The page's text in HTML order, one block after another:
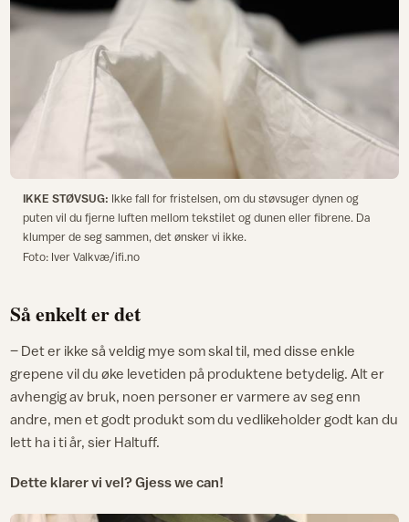
IKKE STØVSUG: Ikke fall for fristelsen, om du støvsuger dynen og
puten vil du fjerne luften mellom tekstilet og dunen eller fibrene. Da
klumper de seg sammen, det ønsker vi ikke.
Foto: Iver Valkvæ/ifi.no
Så enkelt er det
– Det er ikke så veldig mye som skal til, med disse enkle
grepene vil du øke levetiden på produktene betydelig. Alt er
avhengig av bruk, noen personer er varmere av seg enn
andre, men et godt produkt som du vedlikeholder godt kan du
lett ha i ti år, sier Haltuff.
Dette klarer vi vel? Gjess we can!